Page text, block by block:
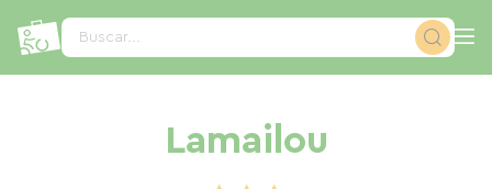
Buscar...
Lamailou
Panel de gestión de cookies